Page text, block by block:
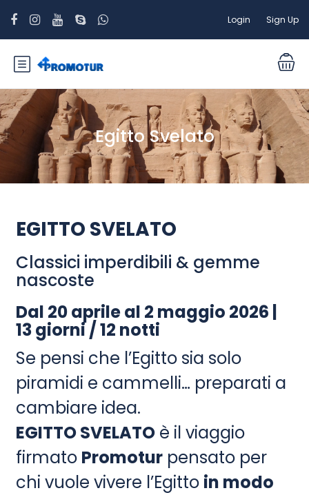
Login Sign Up
Egitto Svelato
EGITTO SVELATO
Classici imperdibili & gemme
nascoste
Dal 20 aprile al 2 maggio 2026 |
13 giorni / 12 notti
Se pensi che l’Egitto sia solo
piramidi e cammelli… preparati a
cambiare idea.
EGITTO SVELATOè il viaggio
firmato Promoturpensato per
chi vuole vivere l’Egitto in modo